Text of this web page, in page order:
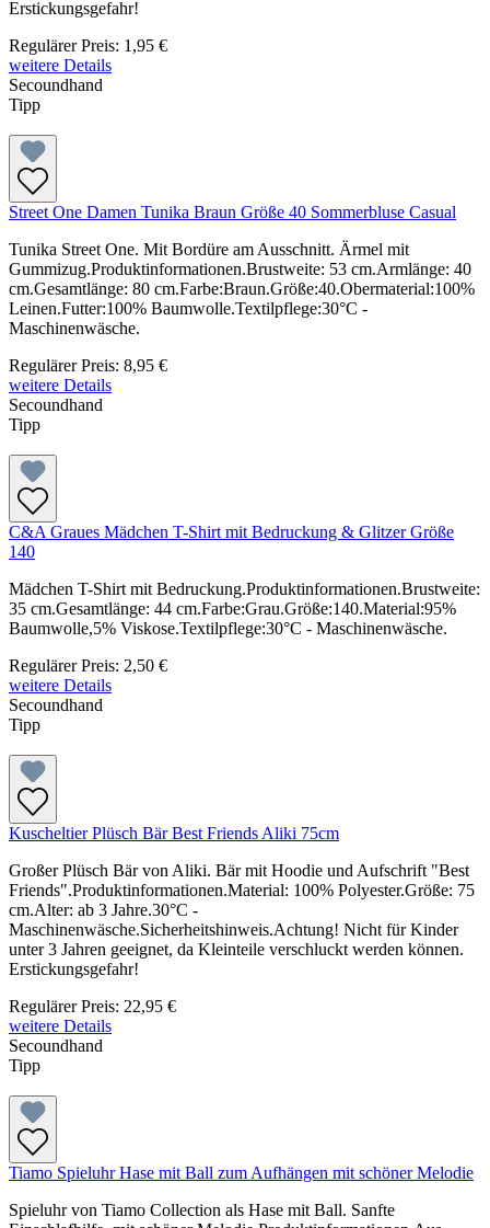
Erstickungsgefahr!
Regulärer Preis: 1,95 €
weitere Details
Secoundhand
Tipp
Street One Damen Tunika Braun Größe 40 Sommerbluse Casual
Tunika Street One. Mit Bordüre am Ausschnitt. Ärmel mit
Gummizug.Produktinformationen.Brustweite: 53 cm.Armlänge: 40
cm.Gesamtlänge: 80 cm.Farbe:Braun.Größe:40.Obermaterial:100%
Leinen.Futter:100% Baumwolle.Textilpflege:30°C -
Maschinenwäsche.
Regulärer Preis: 8,95 €
weitere Details
Secoundhand
Tipp
C&A Graues Mädchen T-Shirt mit Bedruckung & Glitzer Größe
140
Mädchen T-Shirt mit Bedruckung.Produktinformationen.Brustweite:
35 cm.Gesamtlänge: 44 cm.Farbe:Grau.Größe:140.Material:95%
Baumwolle,5% Viskose.Textilpflege:30°C - Maschinenwäsche.
Regulärer Preis: 2,50 €
weitere Details
Secoundhand
Tipp
Kuscheltier Plüsch Bär Best Friends Aliki 75cm
Großer Plüsch Bär von Aliki. Bär mit Hoodie und Aufschrift "Best
Friends".Produktinformationen.Material: 100% Polyester.Größe: 75
cm.Alter: ab 3 Jahre.30°C -
Maschinenwäsche.Sicherheitshinweis.Achtung! Nicht für Kinder
unter 3 Jahren geeignet, da Kleinteile verschluckt werden können.
Erstickungsgefahr!
Regulärer Preis: 22,95 €
weitere Details
Secoundhand
Tipp
Tiamo Spieluhr Hase mit Ball zum Aufhängen mit schöner Melodie
Spieluhr von Tiamo Collection als Hase mit Ball. Sanfte